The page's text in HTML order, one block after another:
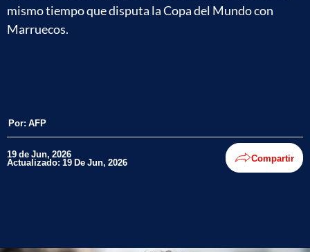
mismo tiempo que disputa la Copa del Mundo con
Marruecos.
Por: AFP
19 de Jun, 2026
Actualizado: 19 De Jun, 2026 Compartir